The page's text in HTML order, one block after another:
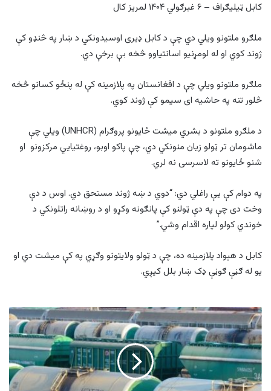
کابل ټیلیګراف – ۶ غبرګولي ۱۴۰۴ لمریز کال
ملګرو ملتونو ویلي دي چې د کابل ډیری اوسیدونکي د ښار په څنډو کې
ژوند کوي او له لومړنیو اسانتیاوو څخه بې برخې دي.
ملګرو ملتونو ویلي چې د افغانستان په پلازمینه کې له پنځو کسانو څخه
څلور تنه په حاشیه ای سیمو کې ژوند کوي.
د ملګرو ملتونو د بشري میشت ځایونو پروګرام (UNHCR) ویلي چې
ماشومان تر ټولو زیان منونکي دي، چې پاکو اوبو، روغتیايي مرکزونو او
شنو ځایونو ته لاسرسی نه لري.
په دوام کې یې راغلي دي: “دوي د ښه ژوند مستحق دي. اوس د دې
وخت دی چې په دې ټولنو کې پانګونه وکړو او د روښانه راتلونکي د
خوندي کولو لپاره اقدام وشي.”
کابل د هېواد پلازمینه ده، چې د ټولو ولایتونو وګړي په کې میشت دي او
یو له ګڼې ګوڼې ډک ښار بلل کیږي.
افغانستان
ته
د
قرغزستان
د
پټرولو